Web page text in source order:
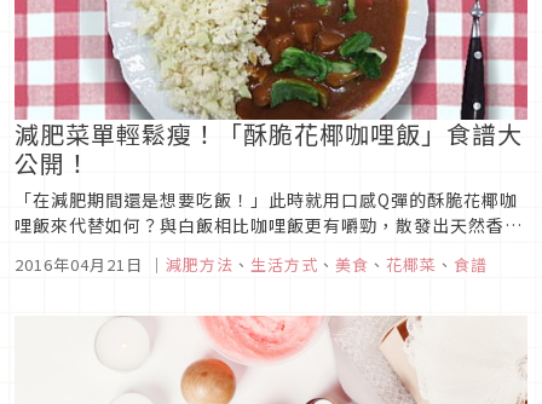
減肥菜單輕鬆瘦！「酥脆花椰咖哩飯」食譜大
公開！
「在減肥期間還是想要吃飯！」此時就用口感Q彈的酥脆花椰咖
哩飯來代替如何？與白飯相比咖哩飯更有嚼勁，散發出天然香味
與絕佳口感，即便沒有在減肥也會想要品嘗看看的美味！且在視
覺上與白飯相近，實際品嘗後也有滿滿的飽足感。花椰菜含有許
具脂肪燃燒效果的維他...
2016年04月21日 ｜ 減肥方法 、 生活方式 、 美食 、 花椰菜 、 食譜